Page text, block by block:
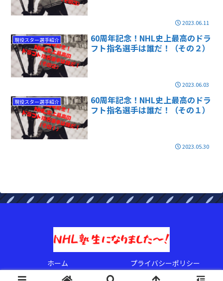
2023.06.11
現役スター選手紹介
60周年記念！NHL史上最高のドラ
フト指名選手は誰だ！（その２）
2023.06.03
現役スター選手紹介
60周年記念！NHL史上最高のドラ
フト指名選手は誰だ！（その１）
2023.05.30
ホーム
プライバシーポリシー